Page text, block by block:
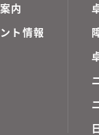
内
ト情報